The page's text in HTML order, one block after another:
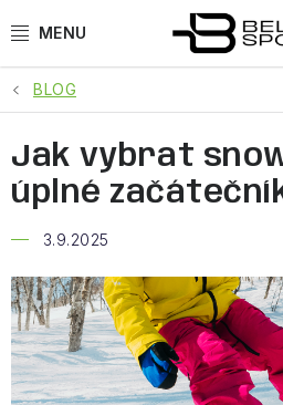
na
SPORTY
BĚH
GOLDBERGH
OBLEČENÍ
BOTY
BLOG
Jak vybrat
úplné
3.9.2025